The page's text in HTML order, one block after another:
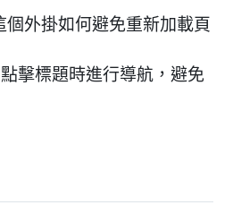
個外掛如何避免重新加載頁
擊標題時進行導航，避免